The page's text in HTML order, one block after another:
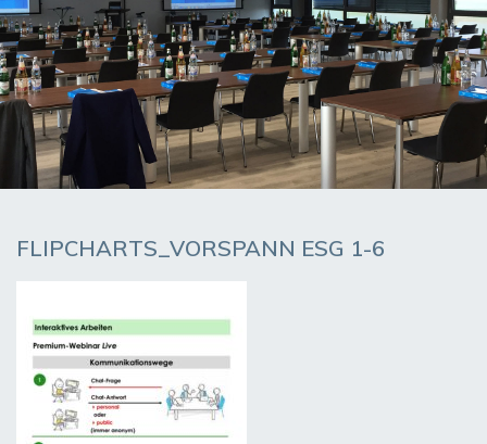
FLIPCHARTS_VORSPANN ESG 1-6